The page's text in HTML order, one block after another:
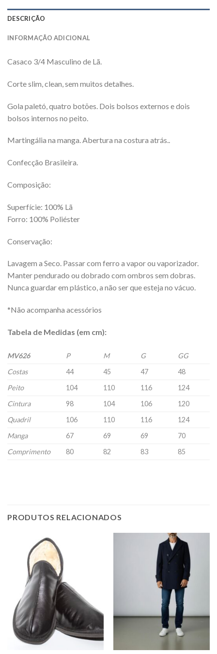
DESCRIÇÃO
INFORMAÇÃO ADICIONAL
Casaco 3/4 Masculino de Lã.
Corte slim, clean, sem muitos detalhes.
Gola paletó, quatro botões. Dois bolsos externos e dois
bolsos internos no peito.
Martingália na manga. Abertura na costura atrás..
Confecção Brasileira.
Composição:
Superfície: 100% Lã
Forro: 100% Poliéster
Conservação:
Lavagem a Seco. Passar com ferro a vapor ou vaporizador.
Manter pendurado ou dobrado com ombros sem dobras.
Nunca guardar em plástico, a não ser que esteja no vácuo.
*Não acompanha acessórios
Tabela de Medidas (em cm):
MV626 P M G
GG
Costas
44 45 47
48
Peito
104 110 116
124
Cintura
98 104 106
120
Quadril
106 110 116
124
Manga
67 69 69
70
Comprimento
80 82 83 85
PRODUTOS RELACIONADOS